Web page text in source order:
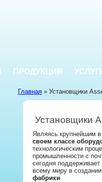
ПРОДУКЦИЯ
Главная » Установщики
Установщики
Являясь крупнейшим
своем классе
технологическим
промышленности с
сегодня поддерживает
всему миру в
фабрики.